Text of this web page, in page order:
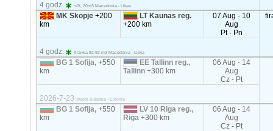
4 godz. <2t, 20m3 Macedonia - Litwa
MK Skopje+200
km
LT Kaunas reg.
+200 km
07 Aug - 10
Aug
Pt - Pn
4 godz. firanka 82-92 m3 Macedonia - Litwa
BG 1 Sofija,+550
km
EE Tallinn reg.,
Tallinn+300 km
06 Aug - 14
Aug
Cz - Pt
2026-7-23 laweta Bułgaria - Estonia
BG 1 Sofija,+550
km
LV 10 Riga reg.,
Riga+300 km
06 Aug - 14
Aug
Cz - Pt